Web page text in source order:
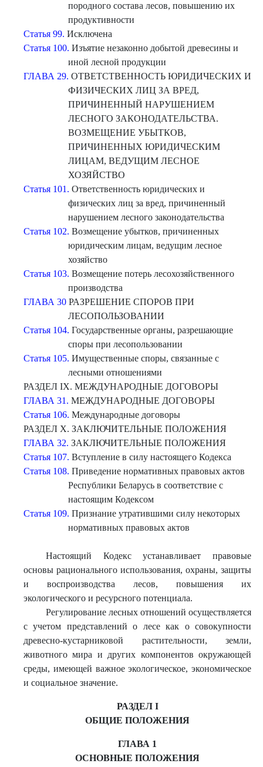
породного состава лесов, повышению их
продуктивности
Статья 99. Исключена
Статья 100. Изъятие незаконно добытой древесины и
иной лесной продукции
ГЛАВА 29. ОТВЕТСТВЕННОСТЬ ЮРИДИЧЕСКИХ И
ФИЗИЧЕСКИХ ЛИЦ ЗА ВРЕД,
ПРИЧИНЕННЫЙ НАРУШЕНИЕМ
ЛЕСНОГО ЗАКОНОДАТЕЛЬСТВА.
ВОЗМЕЩЕНИЕ УБЫТКОВ,
ПРИЧИНЕННЫХ ЮРИДИЧЕСКИМ
ЛИЦАМ, ВЕДУЩИМ ЛЕСНОЕ
ХОЗЯЙСТВО
Статья 101. Ответственность юридических и
физических лиц за вред, причиненный
нарушением лесного законодательства
Статья 102. Возмещение убытков, причиненных
юридическим лицам, ведущим лесное
хозяйство
Статья 103. Возмещение потерь лесохозяйственного
производства
ГЛАВА 30 РАЗРЕШЕНИЕ СПОРОВ ПРИ
ЛЕСОПОЛЬЗОВАНИИ
Статья 104. Государственные органы, разрешающие
споры при лесопользовании
Статья 105. Имущественные споры, связанные с
лесными отношениями
РАЗДЕЛ IX. МЕЖДУНАРОДНЫЕ ДОГОВОРЫ
ГЛАВА 31. МЕЖДУНАРОДНЫЕ ДОГОВОРЫ
Статья 106. Международные договоры
РАЗДЕЛ X. ЗАКЛЮЧИТЕЛЬНЫЕ ПОЛОЖЕНИЯ
ГЛАВА 32. ЗАКЛЮЧИТЕЛЬНЫЕ ПОЛОЖЕНИЯ
Статья 107. Вступление в силу настоящего Кодекса
Статья 108. Приведение нормативных правовых актов
Республики Беларусь в соответствие с
настоящим Кодексом
Статья 109. Признание утратившими силу некоторых
нормативных правовых актов
Настоящий Кодекс устанавливает правовые
основы рационального использования, охраны, защиты
и воспроизводства лесов, повышения их
экологического и ресурсного потенциала.
Регулирование лесных отношений осуществляется
с учетом представлений о лесе как о совокупности
древесно-кустарниковой растительности, земли,
животного мира и других компонентов окружающей
среды, имеющей важное экологическое, экономическое
и социальное значение.
РАЗДЕЛ I
ОБЩИЕ ПОЛОЖЕНИЯ
ГЛАВА 1
ОСНОВНЫЕ ПОЛОЖЕНИЯ